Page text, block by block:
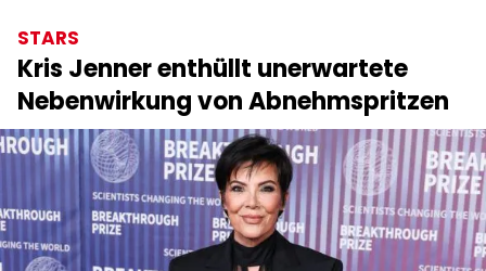
STARS
Kris Jenner enthüllt unerwartete
Nebenwirkung von Abnehmspritzen